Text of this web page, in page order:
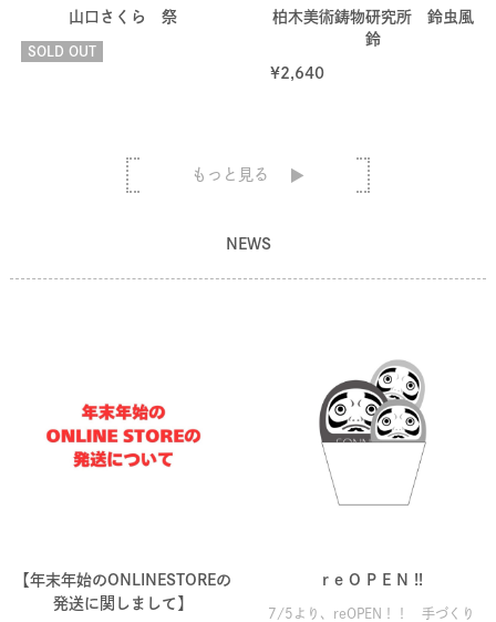
山口さくら 祭
SOLD OUT
柏木美術鋳物研究所 鈴虫風
鈴
¥2,640
もっと見る
NEWS
【年末年始のONLINESTOREの
発送に関しまして】
r e O P E N !!
7/5より、reOPEN！！ 手づくり